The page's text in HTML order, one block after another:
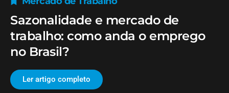
Sazonalidade e mercado de
trabalho: como anda o emprego
no Brasil?
Ler artigo completo